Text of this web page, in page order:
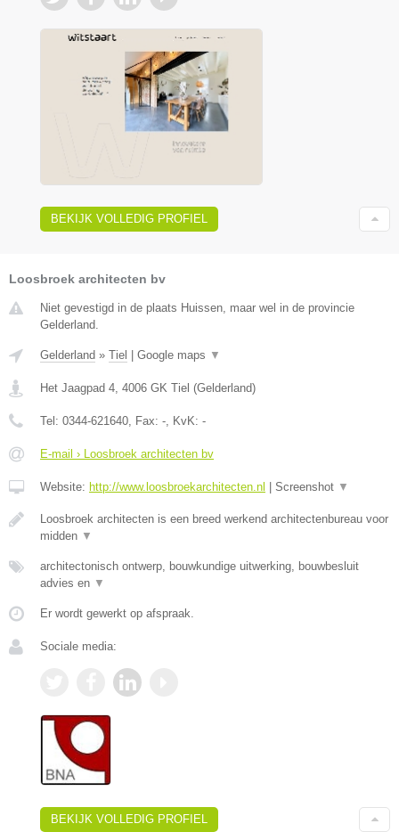
BEKIJK VOLLEDIG PROFIEL
Loosbroek architecten bv
Niet gevestigd in de plaats Huissen, maar wel in de provincie
Gelderland.
Gelderland » Tiel | Google maps ▼
Het Jaagpad 4 4006 GK Tiel (Gelderland)
Tel: 0344-621640 , Fax: - , KvK: -
E-mail › Loosbroek architecten bv
Website: http://www.loosbroekarchitecten.nl | Screenshot ▼
Loosbroek architecten is een breed werkend architectenbureau voor
midden ▼
architectonisch ontwerp, bouwkundige uitwerking, bouwbesluit
advies en ▼
Er wordt gewerkt op afspraak.
Sociale media:
BEKIJK VOLLEDIG PROFIEL